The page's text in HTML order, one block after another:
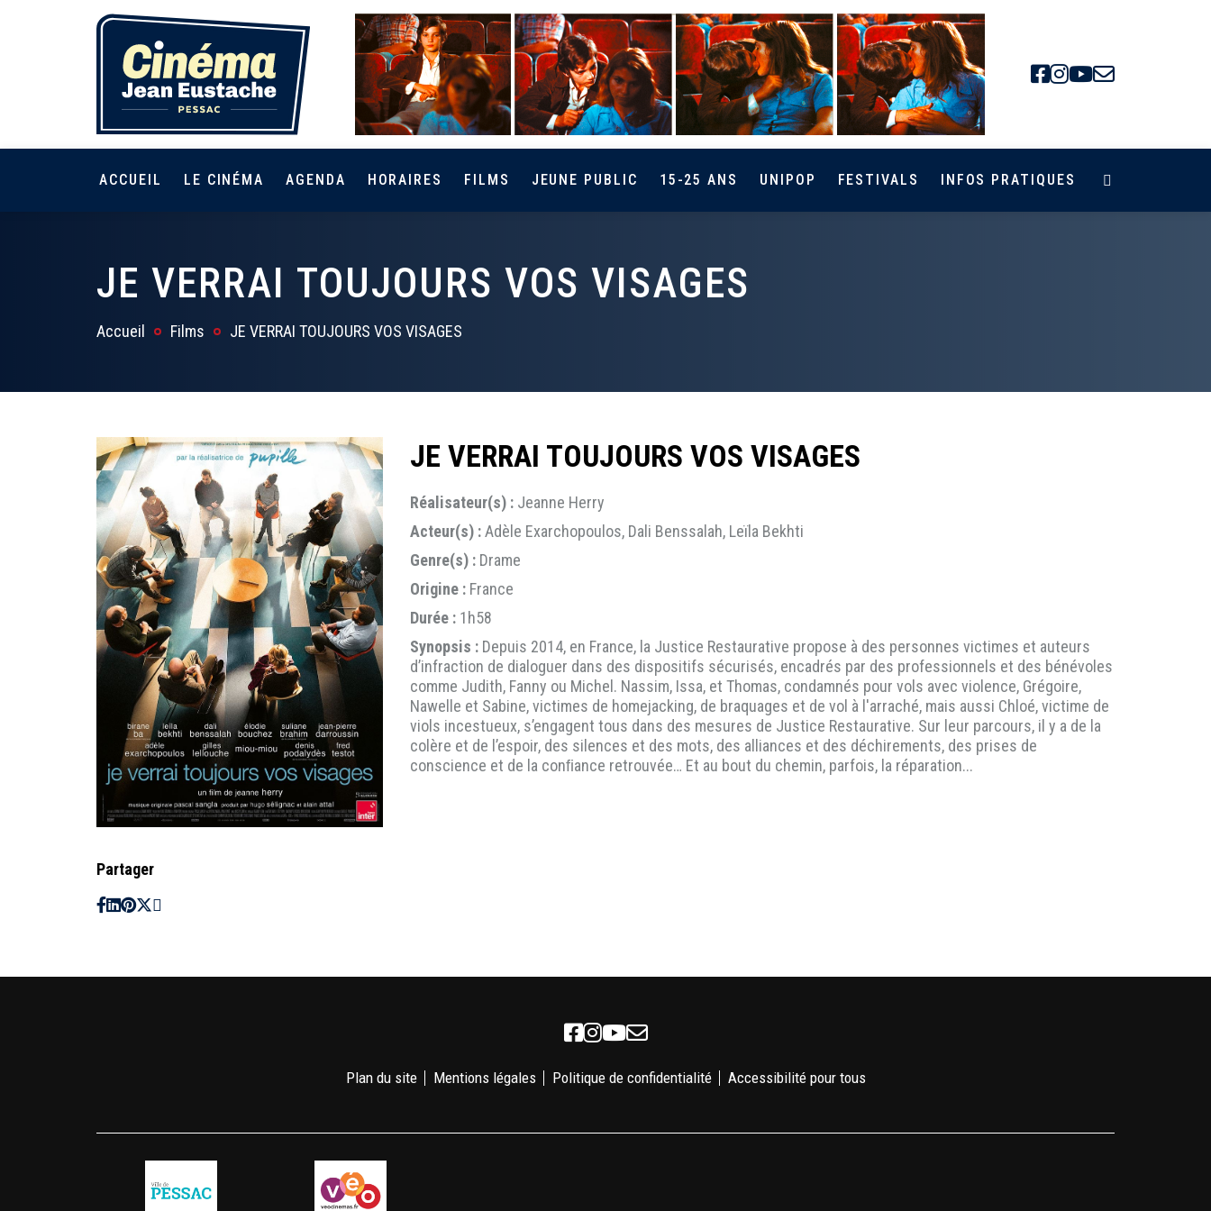
Facebook
Instagram
Youtube
ACCUEIL LE CINÉMA AGENDA HORAIRES FILMS JEUNE PUBLIC 15-25 ANS UNIPOP FESTIVALS INFOS PRATIQUES
JE VERRAI TOUJOURS VOS VISAGES
Accueil Films JE VERRAI TOUJOURS VOS VISAGES
JE VERRAI TOUJOURS VOS VISAGES
Réalisateur(s) : Jeanne Herry
Acteur(s) :Adèle Exarchopoulos, Dali Benssalah, Leïla Bekhti
Genre(s) : Drame
Origine : France
Durée : 1h58
Synopsis : Depuis 2014, en France, la Justice Restaurative propose à des personnes victimes et auteurs
d’infraction de dialoguer dans des dispositifs sécurisés, encadrés par des professionnels et des bénévoles
comme Judith, Fanny ou Michel. Nassim, Issa, et Thomas, condamnés pour vols avec violence, Grégoire,
Nawelle et Sabine, victimes de homejacking, de braquages et de vol à l'arraché, mais aussi Chloé, victime de
viols incestueux, s’engagent tous dans des mesures de Justice Restaurative. Sur leur parcours, il y a de la
colère et de l’espoir, des silences et des mots, des alliances et des déchirements, des prises de
conscience et de la conﬁance retrouvée… Et au bout du chemin, parfois, la réparation...
Partager
Facebook
Instagram
Youtube
Newsletter
Plan du site Mentions légales Politique de confidentialité Accessibilité pour tous